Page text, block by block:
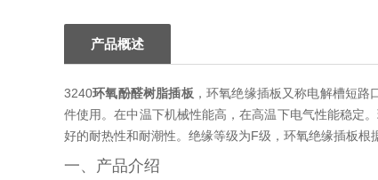
产品概述
3240环氧酚醛树脂插板 ，环氧绝缘插板又称电解槽短
件使用。在中温下机械性能高，在高温下电气性能稳定
好的耐热性和耐潮性。绝缘等级为F级，环氧绝缘插板根
一、产品介绍